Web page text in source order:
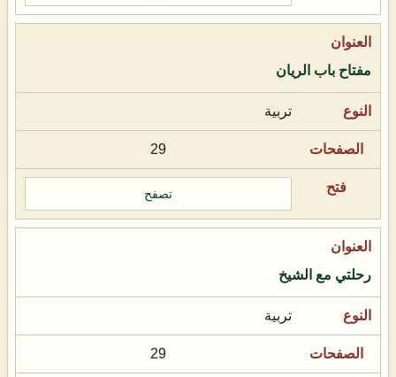
مفتاح باب الريان
تربية
29
تصفح
رحلتي مع الشيخ
تربية
29